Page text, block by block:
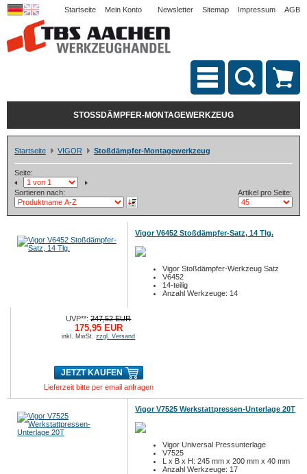
Startseite Mein Konto Newsletter Sitemap Impressum AGB
STOSSDÄMPFER-MONTAGEWERKZEUG
Startseite VIGOR Stoßdämpfer-Montagewerkzeug
Seite:
Sortieren nach: Artikel pro Seite:
Vigor V6452 Stoßdämpfer-Satz, 14 Tlg.
Vigor Stoßdämpfer-Werkzeug Satz
V6452
14-teilig
Anzahl Werkzeuge: 14
UVP**:247,52 EUR
175,95 EUR
inkl. MwSt.zzgl. Versand
JETZT KAUFEN
Lieferzeit bitte per email anfragen
Vigor V7525 Werkstattpressen-Unterlage 20T
Vigor Universal Pressunterlage
V7525
L x B x H: 245 mm x 200 mm x 40 mm
Anzahl Werkzeuge: 17